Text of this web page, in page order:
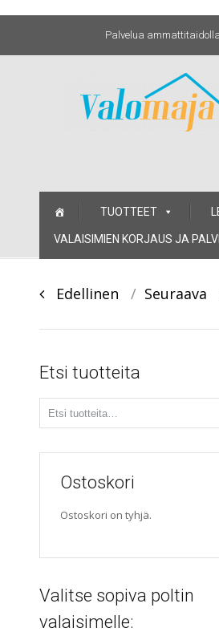
Palvelua
TUOTTEET
VALAISIMIEN KORJAUS JA
Post
Edellinen Seuraava
Etsi tuotteita
Ostoskori
Ostoskori on tyhjä.
Valitse sopiva poltin
valaisimelle: